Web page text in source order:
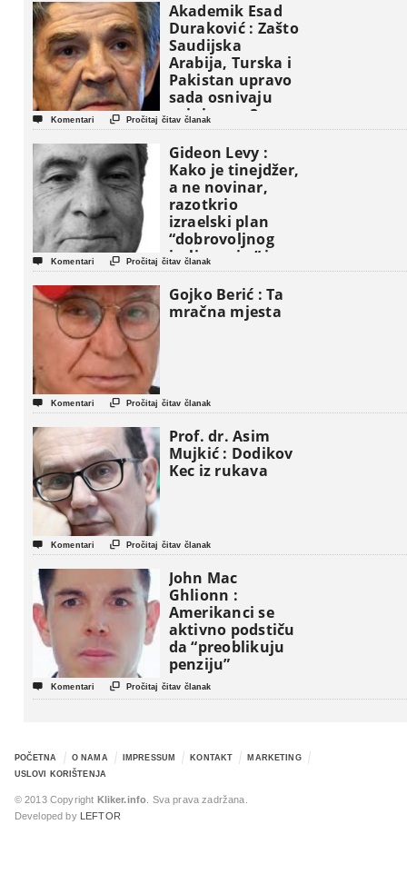
Akademik Esad
Duraković : Zašto
Saudijska
Arabija, Turska i
Pakistan upravo
sada osnivaju
vojni savez?
 Komentari  Pročitaj čitav članak
Gideon Levy :
Kako je tinejdžer,
a ne novinar,
razotkrio
izraelski plan
“dobrovoljnog
iseljavanja ” iz
Gaze
 Komentari  Pročitaj čitav članak
Gojko Berić : Ta
mračna mjesta
 Komentari  Pročitaj čitav članak
Prof. dr. Asim
Mujkić : Dodikov
Kec iz rukava
 Komentari  Pročitaj čitav članak
John Mac
Ghlionn :
Amerikanci se
aktivno podstiču
da “preoblikuju
penziju”
 Komentari  Pročitaj čitav članak
POČETNA O NAMA IMPRESSUM KONTAKT
MARKETING
USLOVI KORIŠTENJA
© 2013 Copyright Kliker.info . Sva prava zadržana.
Developed by
LEFTOR